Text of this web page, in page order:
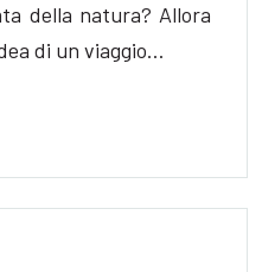
della natura? Allora
di un viaggio…